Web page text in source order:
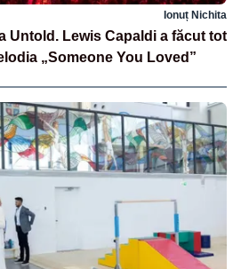
Ionuț Nichita
Untold. Lewis Capaldi a făcut tot
„Someone You Loved”